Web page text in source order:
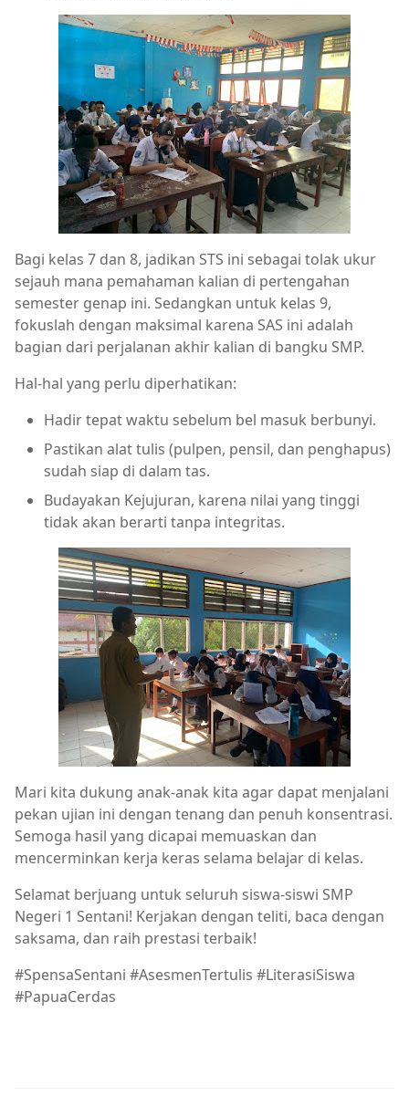
Bagi kelas 7 dan 8, jadikan STS ini sebagai tolak ukur
sejauh mana pemahaman kalian di pertengahan
semester genap ini. Sedangkan untuk kelas 9,
fokuslah dengan maksimal karena SAS ini adalah
bagian dari perjalanan akhir kalian di bangku SMP.
Hal-hal yang perlu diperhatikan:
Hadir tepat waktu sebelum bel masuk berbunyi.
Pastikan alat tulis (pulpen, pensil, dan penghapus)
sudah siap di dalam tas.
Budayakan Kejujuran, karena nilai yang tinggi
tidak akan berarti tanpa integritas.
Mari kita dukung anak-anak kita agar dapat menjalani
pekan ujian ini dengan tenang dan penuh konsentrasi.
Semoga hasil yang dicapai memuaskan dan
mencerminkan kerja keras selama belajar di kelas.
Selamat berjuang untuk seluruh siswa-siswi SMP
Negeri 1 Sentani! Kerjakan dengan teliti, baca dengan
saksama, dan raih prestasi terbaik!
#SpensaSentani #AsesmenTertulis #LiterasiSiswa
#PapuaCerdas